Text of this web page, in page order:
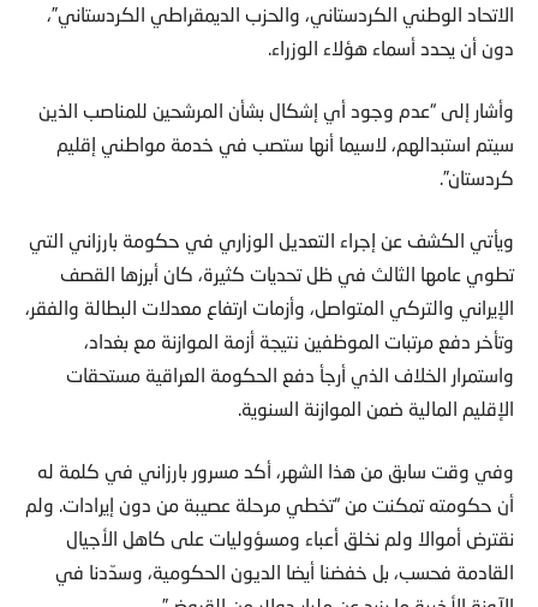
الاتحاد الوطني الكردستاني، والحزب الديمقراطي الكردستاني”،
دون أن يحدد أسماء هؤلاء الوزراء.
وأشار إلى “عدم وجود أي إشكال بشأن المرشحين للمناصب الذين
سيتم استبدالهم، لاسيما أنها ستصب في خدمة مواطني إقليم
كردستان”.
ويأتي الكشف عن إجراء التعديل الوزاري في حكومة بارزاني التي
تطوي عامها الثالث في ظل تحديات كثيرة، كان أبرزها القصف
الإيراني والتركي المتواصل، وأزمات ارتفاع معدلات البطالة والفقر،
وتأخر دفع مرتبات الموظفين نتيجة أزمة الموازنة مع بغداد،
واستمرار الخلاف الذي أرجأ دفع الحكومة العراقية مستحقات
الإقليم المالية ضمن الموازنة السنوية.
وفي وقت سابق من هذا الشهر، أكد مسرور بارزاني في كلمة له
أن حكومته تمكنت من “تخطي مرحلة عصيبة من دون إيرادات. ولم
نقترض أموالا ولم نخلق أعباء ومسؤوليات على كاهل الأجيال
القادمة فحسب، بل خفضنا أيضا الديون الحكومية، وسدّدنا في